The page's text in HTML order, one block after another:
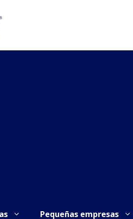
Pequeñas empresas